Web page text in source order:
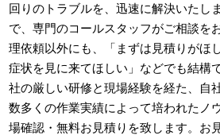
回りのトラブルを、迅速に解決いたし
で、専門のコールスタッフがご相談を
理依頼以外にも、「まずは見積りがほ
症状を見に来てほしい」などでも結構
社の厳しい研修と現場経験を経た、自
数多くの作業実績によって培われたノ
場確認・無料お見積りを致します。お